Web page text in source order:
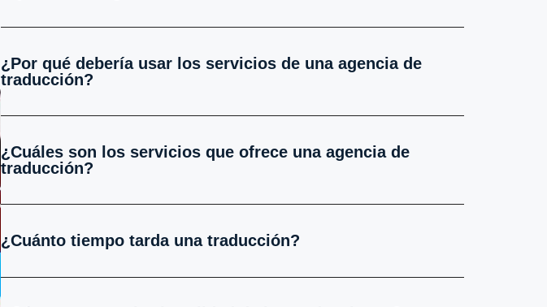
¿Por qué debería usar los servicios de una agencia de
traducción?
¿Cuáles son los servicios que ofrece una agencia de
traducción?
¿Cuánto tiempo tarda una traducción?